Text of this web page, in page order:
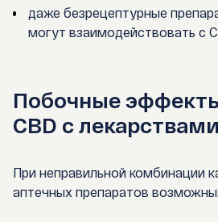
даже безрецептурные
могут взаимодействовать с
Побочные
CBD с лекарствами
При неправильной комбинации
аптечных препаратов